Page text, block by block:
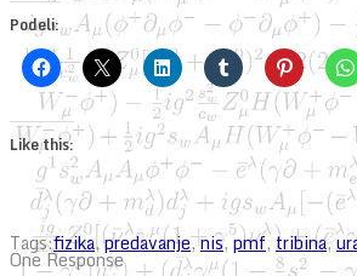
Podeli:
Like this:
Tags:fizika,predavanje,nis,pmf, tribina,
One Response